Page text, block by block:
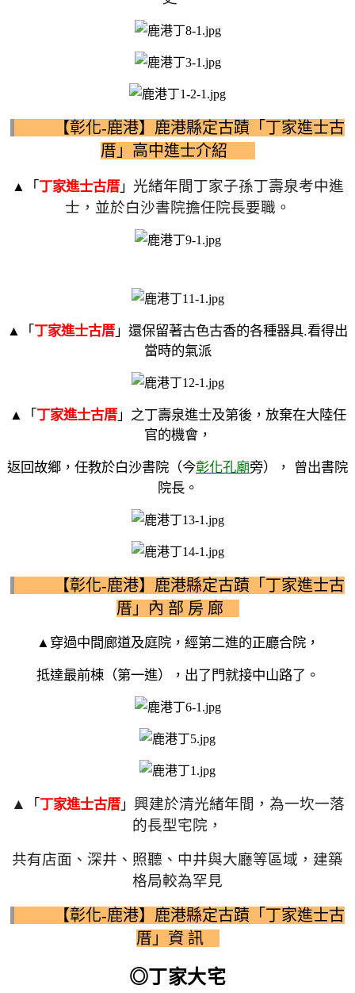
【彰化-鹿港】鹿港縣定古蹟「丁家進士古
厝」高中進士介紹
▲ 「丁家進士古厝」 光緒年間丁家子孫丁壽泉考中進
士，並於白沙書院擔任院長要職。
▲ 「丁家進士古厝 」還保留著古色古香的各種器具.看得出
當時的氣派
▲ 「丁家進士古厝」之丁壽泉進士及第後，放棄在大陸任
官的機會，
返回故鄉，任教於白沙書院（今彰化孔廟旁）， 曾出書院
院長。
【彰化-鹿港】鹿港縣定古蹟「丁家進士古
厝」內 部 房 廊
▲穿過中間廊道及庭院，經第二進的正廳合院，
抵達最前棟（第一進），出了門就接中山路了。
▲ 「丁家進士古厝」 興建於清光緒年間，為一坎一落
的長型宅院，
共有店面、深井、照聽、中井與大廳等區域，建築
格局較為罕見
【彰化-鹿港】鹿港縣定古蹟「丁家進士古
厝」資 訊
◎丁家大宅